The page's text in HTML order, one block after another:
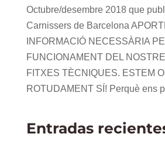
Octubre/desembre 2018 que
Carnissers de Barcelona
INFORMACIÓ NECESSÀRIA
FUNCIONAMENT DEL
FITXES TÈCNIQUES. ESTEM
ROTUDAMENT SÍ! Perquè ens
Entradas